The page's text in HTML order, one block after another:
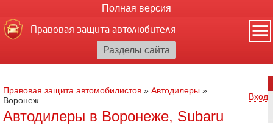
Полная версия
Правовая защита автолюбителя
Правовая защита автомобилистов » Автодилеры »
Воронеж
Вход
Автодилеры в Воронеже, Subaru